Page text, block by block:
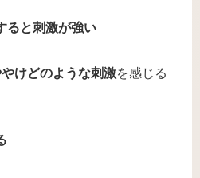
ると刺激が強い
けどのような刺激を感じる